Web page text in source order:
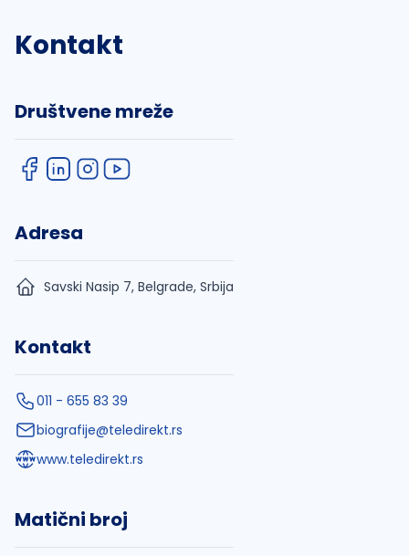
Kontakt
Društvene mreže
Adresa
Savski Nasip 7, Belgrade, Srbija
Kontakt
011 - 655 83 39
biografije@teledirekt.rs
www.teledirekt.rs
Matični broj